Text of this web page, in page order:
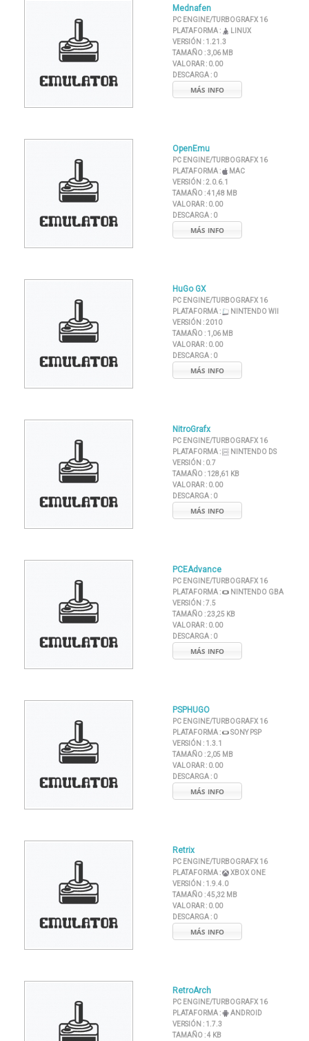
Mednafen
PC ENGINE/TURBOGRAFX 16
PLATAFORMA :
LINUX
VERSIÓN : 1.21.3
TAMAÑO :3,06 MB
VALORAR : 0.00
DESCARGA : 0
MÁS INFO
OpenEmu
PC ENGINE/TURBOGRAFX 16
PLATAFORMA :
MAC
VERSIÓN :2.0.6.1
TAMAÑO :41,48 MB
VALORAR : 0.00
DESCARGA : 0
MÁS INFO
HuGo GX
PC ENGINE/TURBOGRAFX 16
PLATAFORMA :
NINTENDO WII
VERSIÓN :2010
TAMAÑO : 1,06 MB
VALORAR : 0.00
DESCARGA : 0
MÁS INFO
NitroGrafx
PC ENGINE/TURBOGRAFX 16
PLATAFORMA :
NINTENDO DS
VERSIÓN : 0.7
TAMAÑO : 128,61 KB
VALORAR : 0.00
DESCARGA : 0
MÁS INFO
PCEAdvance
PC ENGINE/TURBOGRAFX 16
PLATAFORMA :
NINTENDO GBA
VERSIÓN :7.5
TAMAÑO :23,25 KB
VALORAR : 0.00
DESCARGA : 0
MÁS INFO
PSPHUGO
PC ENGINE/TURBOGRAFX 16
PLATAFORMA :
SONY PSP
VERSIÓN : 1.3.1
TAMAÑO :2,05 MB
VALORAR : 0.00
DESCARGA : 0
MÁS INFO
Retrix
PC ENGINE/TURBOGRAFX 16
PLATAFORMA :
XBOX ONE
VERSIÓN : 1.9.4.0
TAMAÑO :45,32 MB
VALORAR : 0.00
DESCARGA : 0
MÁS INFO
RetroArch
PC ENGINE/TURBOGRAFX 16
PLATAFORMA :
ANDROID
VERSIÓN : 1.7.3
TAMAÑO :4 KB